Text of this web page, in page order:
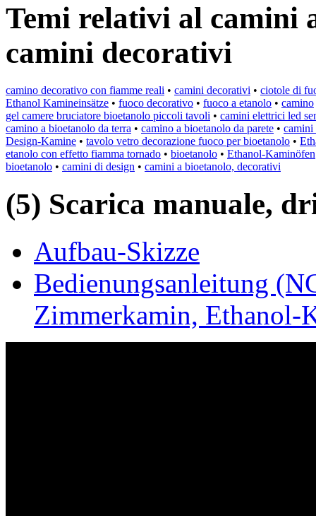
Temi relativi al camini
camini decorativi
camino decorativo con fiamme reali • camini decorativi • ciotole di
Ethanol Kamineinsätze • fuoco decorativo • fuoco a etanolo • camino
gel camere bruciatore bioetanolo piccoli tavoli • camini elettrici led
camino a bioetanolo da terra • camino a bioetanolo da parete • camini
Design-Kamine • tavolo vetro decorazione fuoco per bioetanolo •
etanolo con effetto fiamma tornado • bioetanolo • Ethanol-Kaminöfen
bioetanolo • camini di design • camini a bioetanolo, decorativi
(5) Scarica manuale,
Aufbau-Skizze
Bedienungsanleitung
Zimmerkamin, Ethanol-